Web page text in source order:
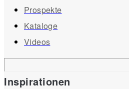
Prospekte
Kataloge
Videos
Inspirationen